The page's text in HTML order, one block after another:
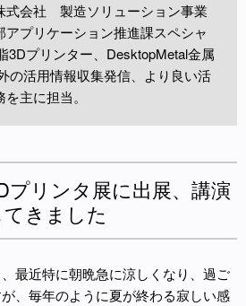
式会社 製造ソリューション事業
プリケーション推進課スペシャ
3Dプリンター、DesktopMetal金属
の活用情報収集発信、より良い活
主に担当。
プリンタ展に出展、講演
てきました
最近特に朝晩急に涼しくなり、過ご
、毎年のように夏が終わる寂しい感